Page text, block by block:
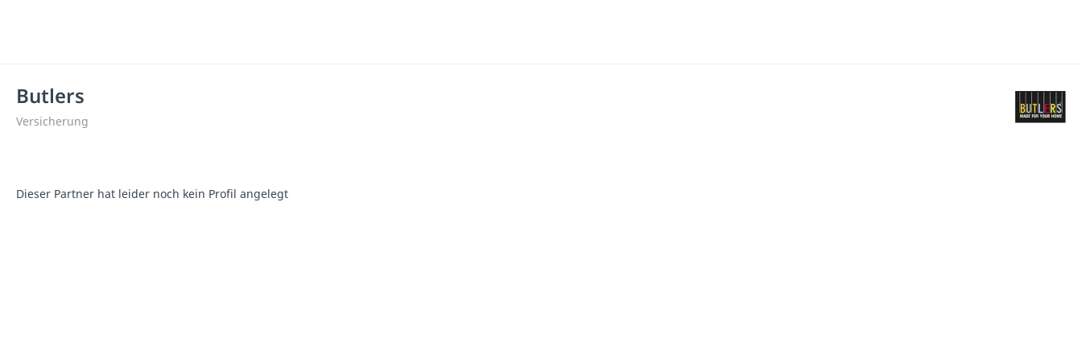
Butlers
Versicherung
Dieser Partner hat leider noch kein Profil angelegt